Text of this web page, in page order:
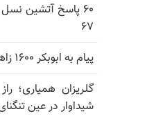
۶۰ پاسخ آتشین
۶۷
پیام به ابوبکر ۱۶۰۰ زاهدان
گلریزان همیاری؛
شیداوار در عین